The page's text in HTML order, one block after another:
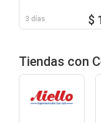
3 días $
Tiendas con